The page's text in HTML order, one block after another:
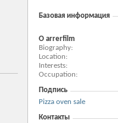
Базовая информация
О arrerfilm
Biography
Location
Interests
Occupation
Подпись
Pizza oven sale
Контакты